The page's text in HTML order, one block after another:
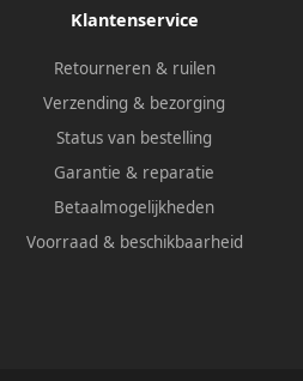
Klantenservice
Retourneren & ruilen
Verzending & bezorging
Status van bestelling
Garantie & reparatie
Betaalmogelijkheden
Voorraad & beschikbaarheid